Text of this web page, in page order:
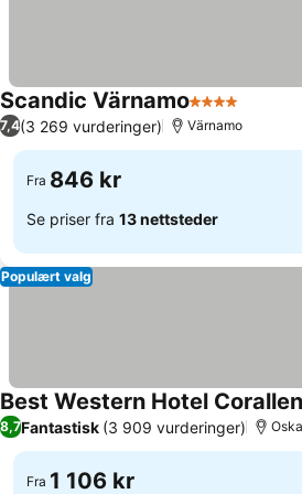
Scandic Värnamo4 Stjerner
7,4(3 269 vurderinger) Värnamo
Fra 846 kr
Se priser fra 13 nettsteder
Populært valg
Best Western Hotel Corallen
8,7Fantastisk (3 909 vurderinger)
Fra 1 106 kr